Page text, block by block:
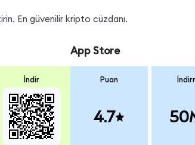
En güvenilir kripto cüzdanı.
İndir
App Store
Puan
4.7